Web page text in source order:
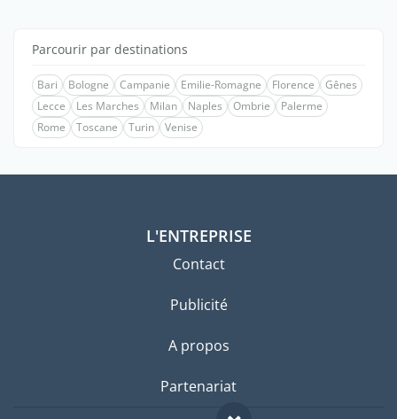
Parcourir par destinations
Bari Bologne Campanie Emilie-Romagne Florence
Gênes
Lecce
Les Marches Milan Naples Ombrie
Palerme
Rome
Toscane Turin Venise
L'ENTREPRISE
Contact
Publicité
A propos
Partenariat